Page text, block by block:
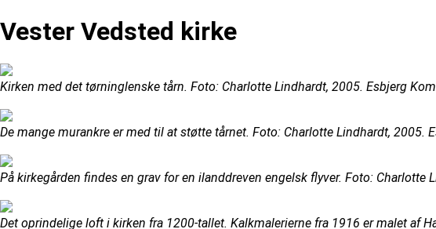
Vester Vedsted kirke
Kirken med det tørninglenske tårn. Foto: Charlotte Lindhardt, 2005. Esbjerg
De mange murankre er med til at støtte tårnet. Foto: Charlotte Lindhardt, 2005.
På kirkegården findes en grav for en ilanddreven engelsk flyver. Foto: Charlotte
Det oprindelige loft i kirken fra 1200-tallet. Kalkmalerierne fra 1916 er malet af